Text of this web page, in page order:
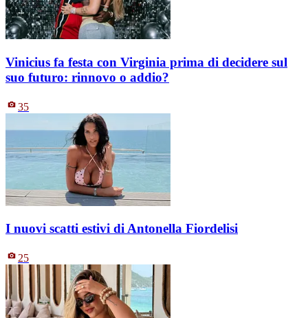
Vinicius fa festa con Virginia prima di decidere sul
suo futuro: rinnovo o addio?
35
I nuovi scatti estivi di Antonella Fiordelisi
25